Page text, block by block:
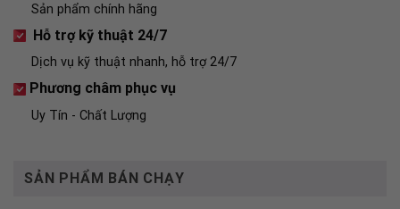
Sản phẩm chính hãng
Hỗ trợ kỹ thuật 24/7
Dịch vụ kỹ thuật nhanh, hỗ trợ 24/7
Phương châm phục vụ
Uy Tín - Chất Lượng
SẢN PHẨM BÁN CHẠY